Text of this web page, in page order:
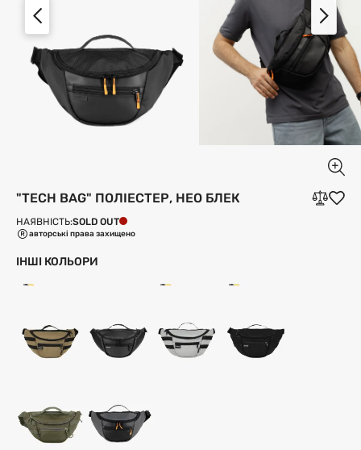
"TECH BAG" ПОЛІЕСТЕР, НЕО БЛЕК
НАЯВНІСТЬ:SOLD OUT
авторські права захищено
ІНШІ КОЛЬОРИ